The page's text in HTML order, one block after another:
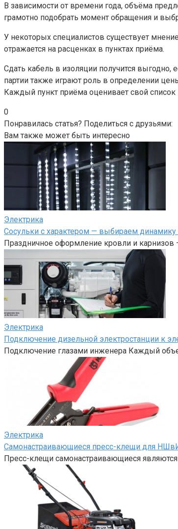
В зависимости от времени года, объёма
грамотно подобрать момент обращения и
У некоторых специалистов существует
отражается на расценках в пунктах приёма.
Сдать кабель в изоляции получится
партии также играют роль в определении
Каждый пункт приёма оценивает свой список
0
Понравилась статья? Поделиться с друзьями:
Вам также может быть интересно
Электрика
Сосульки с характером — выбираем динамику
Праздничное оформление кровли и
Электрика
Подключение дизельной электростанции к
Подключение глазами инженера Каждый
Электрика
Самонастраивающиеся пресс-клещи для
Пресс-клещи самонастраивающиеся